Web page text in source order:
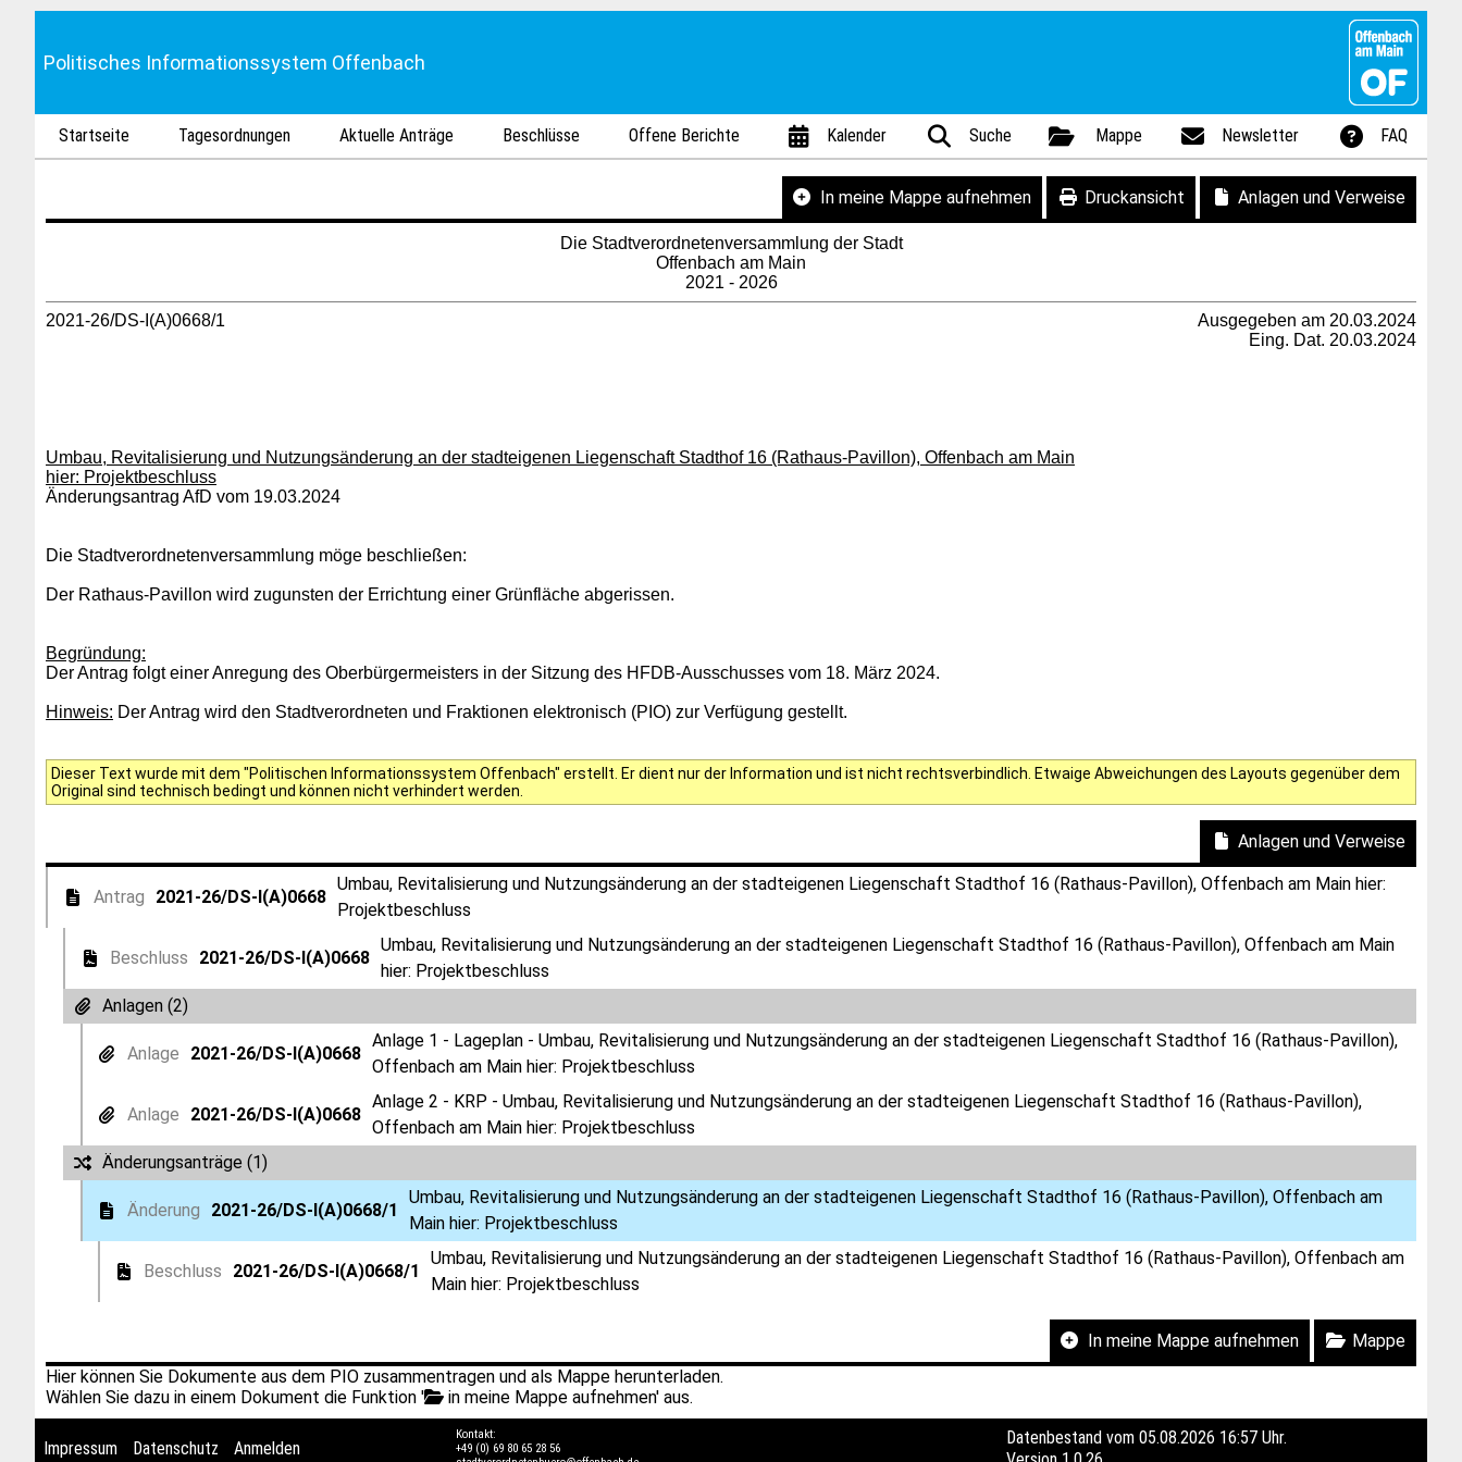
Politisches Informationssystem Offenbach
Startseite Tagesordnungen Aktuelle Anträge Beschlüsse Offene Berichte Kalender Suche Mappe Newsletter FAQ
In meine Mappe aufnehmen Druckansicht Anlagen und Verweise
Die Stadtverordnetenversammlung der Stadt
Offenbach am Main
2021 - 2026
2021-26/DS-I(A)0668/1
Ausgegeben am 20.03.2024
Eing. Dat. 20.03.2024
Umbau, Revitalisierung und Nutzungsänderung an der stadteigenen Liegenschaft Stadthof 16 (Rathaus-Pavillon), Offenbach am Main
hier: Projektbeschluss
Änderungsantrag AfD vom 19.03.2024
Die Stadtverordnetenversammlung möge beschließen:
Der Rathaus-Pavillon wird zugunsten der Errichtung einer Grünfläche abgerissen.
Begründung:
Der Antrag folgt einer Anregung des Oberbürgermeisters in der Sitzung des HFDB-Ausschusses vom 18. März 2024.
Hinweis: Der Antrag wird den Stadtverordneten und Fraktionen elektronisch (PIO) zur Verfügung gestellt.
Dieser Text wurde mit dem "Politischen Informationssystem Offenbach" erstellt. Er dient nur der Information und ist nicht rechtsverbindlich. Etwaige Abweichungen des Layouts gegenüber dem
Original sind technisch bedingt und können nicht verhindert werden.
Anlagen und Verweise
Antrag 2021-26/DS-I(A)0668
Umbau, Revitalisierung und Nutzungsänderung an der stadteigenen Liegenschaft Stadthof 16 (Rathaus-Pavillon), Offenbach am Main hier:
Projektbeschluss
Beschluss 2021-26/DS-I(A)0668
Umbau, Revitalisierung und Nutzungsänderung an der stadteigenen Liegenschaft Stadthof 16 (Rathaus-Pavillon), Offenbach am Main
hier: Projektbeschluss
Anlagen (2)
Anlage 2021-26/DS-I(A)0668
Anlage 1 - Lageplan - Umbau, Revitalisierung und Nutzungsänderung an der stadteigenen Liegenschaft Stadthof 16 (Rathaus-Pavillon),
Offenbach am Main hier: Projektbeschluss
Anlage 2021-26/DS-I(A)0668
Anlage 2 - KRP - Umbau, Revitalisierung und Nutzungsänderung an der stadteigenen Liegenschaft Stadthof 16 (Rathaus-Pavillon),
Offenbach am Main hier: Projektbeschluss
Änderungsanträge (1)
Änderung 2021-26/DS-I(A)0668/1
Umbau, Revitalisierung und Nutzungsänderung an der stadteigenen Liegenschaft Stadthof 16 (Rathaus-Pavillon), Offenbach am
Main hier: Projektbeschluss
Beschluss 2021-26/DS-I(A)0668/1
Umbau, Revitalisierung und Nutzungsänderung an der stadteigenen Liegenschaft Stadthof 16 (Rathaus-Pavillon), Offenbach am
Main hier: Projektbeschluss
In meine Mappe aufnehmen
Mappe
Hier können Sie Dokumente aus dem PIO zusammentragen und als Mappe herunterladen.
Wählen Sie dazu in einem Dokument die Funktion '
in meine Mappe aufnehmen' aus.
Impressum Datenschutz Anmelden
Kontakt:
+49 (0) 69 80 65 28 56
Datenbestand vom 05.08.2026 16:57 Uhr.